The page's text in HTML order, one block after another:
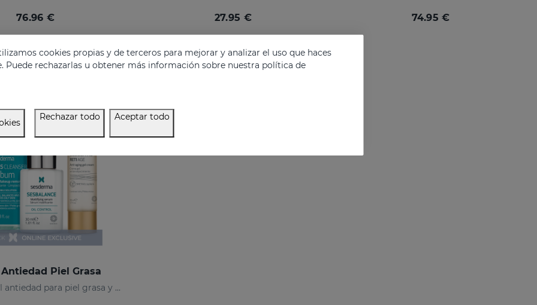
76.96 € 27.95 € 74.95 €
Antiedad Piel Grasa
Rutina facial antiedad para piel grasa y mixta
cookies propias y de terceros para mejorar y analizar el uso que haces
Puede rechazarlas u obtener más información sobre nuestra política de
Rechazar todo Aceptar todo